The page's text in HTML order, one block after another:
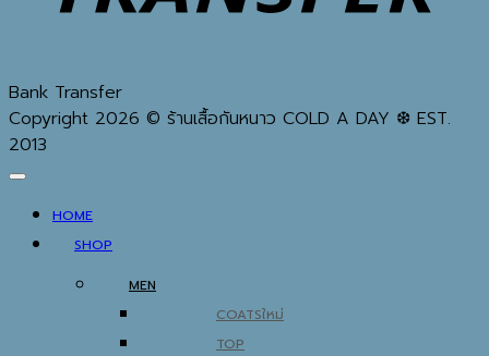
Bank Transfer
Copyright 2026 © ร้านเสื้อกันหนาว COLD A DAY ❆ EST.
2013
HOME
SHOP
MEN
COATS
TOP